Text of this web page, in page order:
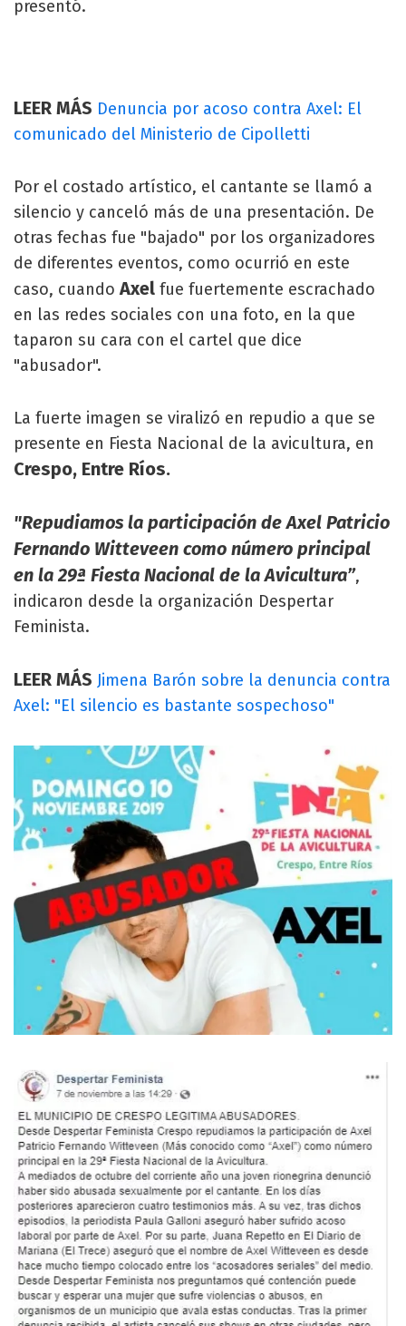
presentó.
LEER MÁS Denuncia por acoso contra Axel: El
comunicado del Ministerio de Cipolletti
Por el costado artístico, el cantante se llamó a
silencio y canceló más de una presentación. De
otras fechas fue "bajado" por los organizadores
de diferentes eventos, como ocurrió en este
caso, cuandoAxel fue fuertemente escrachado
en las redes sociales con una foto, en la que
taparon su cara con el cartel que dice
"abusador".
La fuerte imagen se viralizó en repudio a que se
presente en Fiesta Nacional de la avicultura, en
Crespo, Entre Ríos.
"Repudiamos la participación de Axel Patricio
Fernando Witteveen como número principal
en la 29ª Fiesta Nacional de la Avicultura”,
indicaron desde la organización Despertar
Feminista.
LEER MÁS Jimena Barón sobre la denuncia contra
Axel: "El silencio es bastante sospechoso"